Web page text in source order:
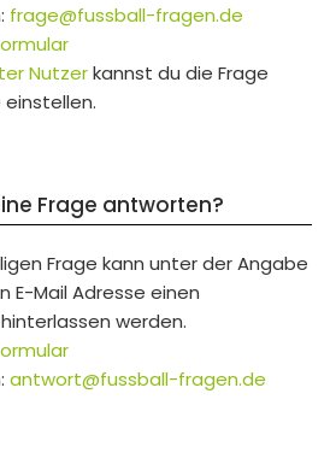
frage@fussball-fragen.de
Nutzerkannst du die Frage
Frage antworten?
Frage kann unter der Angabe
E-Mail Adresse einen
werden.
antwort@fussball-fragen.de